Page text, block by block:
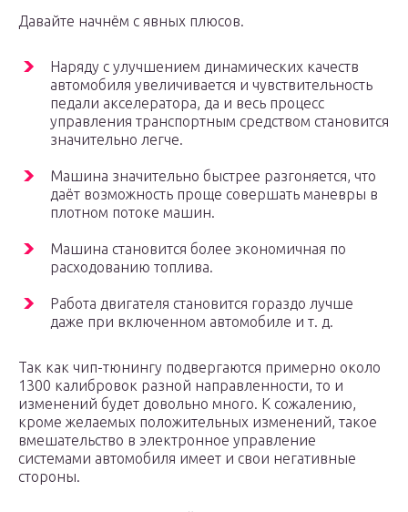
Давайте начнём с явных плюсов.
Наряду с улучшением динамических качеств
автомобиля увеличивается и чувствительность
педали акселератора, да и весь процесс
управления транспортным средством становится
значительно легче.
Машина значительно быстрее разгоняется, что
даёт возможность проще совершать маневры в
плотном потоке машин.
Машина становится более экономичная по
расходованию топлива.
Работа двигателя становится гораздо лучше
даже при включенном автомобиле и т. д.
Так как чип-тюнингу подвергаются примерно около
1300 калибровок разной направленности, то и
изменений будет довольно много. К сожалению,
кроме желаемых положительных изменений, такое
вмешательство в электронное управление
системами автомобиля имеет и свои негативные
стороны.